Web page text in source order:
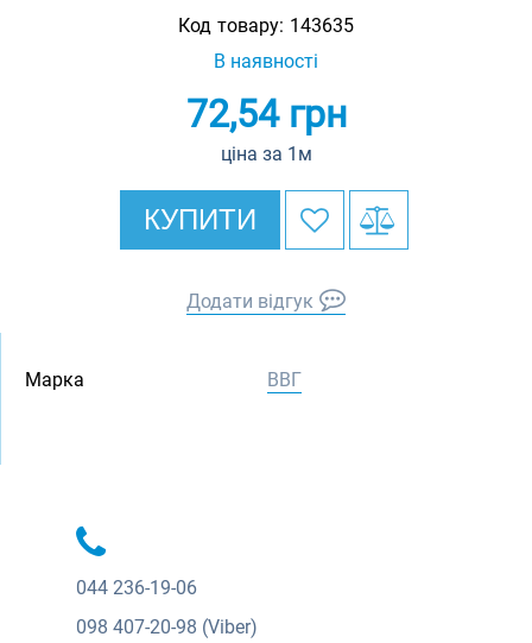
Код товару: 143635
В наявності
72,54грн
ціна за 1м
КУПИТИ
Додати відгук
Марка ВВГ
044 236-19-06
098 407-20-98 (Viber)